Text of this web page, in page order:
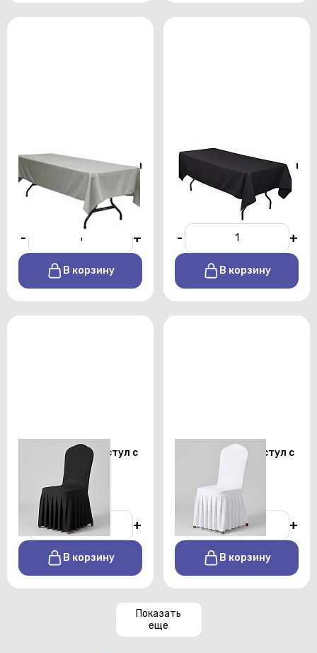
Скатерть
прямоугольная 1,5х2,5 м
серого цвета профи
От 450 р./сутки
- +
В корзину
Скатерть
прямоугольная 1,5х2,5 м
черного цвета профи
От 450 р./сутки
- +
В корзину
Стрейч чехол на стул с
юбкой черный
От 150 р./сутки
+
В корзину
Стрейч чехол на стул с
юбкой белый
От 150 р./сутки
+
В корзину
Показать
еще